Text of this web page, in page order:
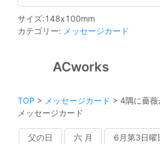
サイズ:148x100mm
カテゴリー: メッセージカード
ACworks
TOP > メッセージカード > 4隅に薔薇
メッセージカード
父の日 六 月 6月第3日曜